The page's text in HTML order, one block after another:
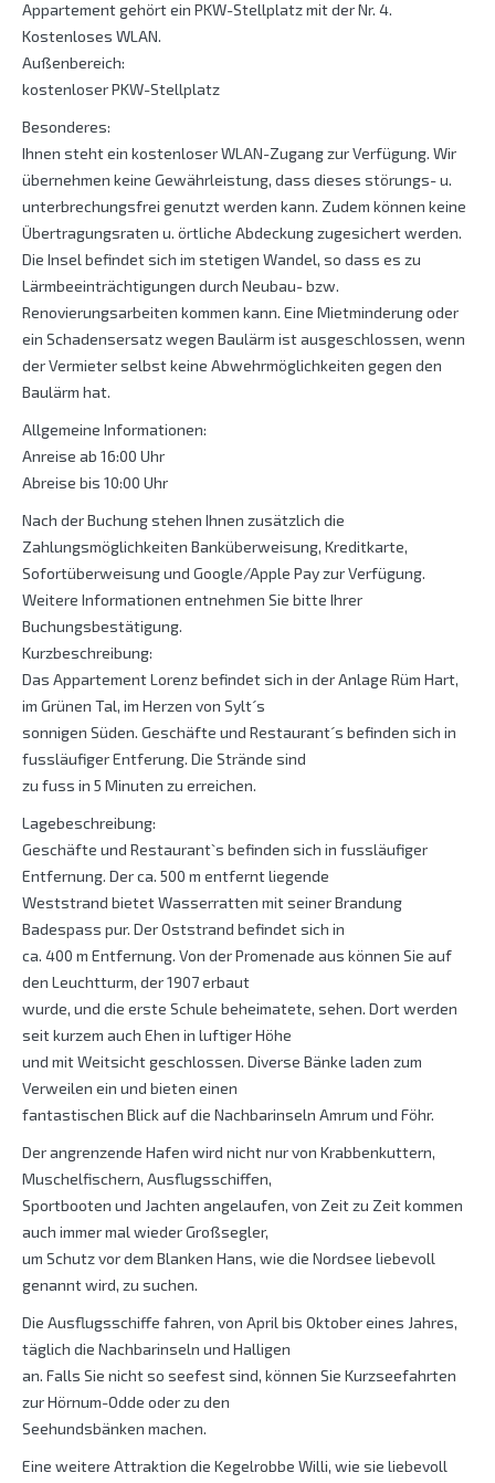
Appartement gehört ein PKW-Stellplatz mit der Nr. 4.
Kostenloses WLAN.
Außenbereich:
kostenloser PKW-Stellplatz
Besonderes:
Ihnen steht ein kostenloser WLAN-Zugang zur Verfügung. Wir
übernehmen keine Gewährleistung, dass dieses störungs- u.
unterbrechungsfrei genutzt werden kann. Zudem können keine
Übertragungsraten u. örtliche Abdeckung zugesichert werden.
Die Insel befindet sich im stetigen Wandel, so dass es zu
Lärmbeeinträchtigungen durch Neubau- bzw.
Renovierungsarbeiten kommen kann. Eine Mietminderung oder
ein Schadensersatz wegen Baulärm ist ausgeschlossen, wenn
der Vermieter selbst keine Abwehrmöglichkeiten gegen den
Baulärm hat.
Allgemeine Informationen:
Anreise ab 16:00 Uhr
Abreise bis 10:00 Uhr
Nach der Buchung stehen Ihnen zusätzlich die
Zahlungsmöglichkeiten Banküberweisung, Kreditkarte,
Sofortüberweisung und Google/Apple Pay zur Verfügung.
Weitere Informationen entnehmen Sie bitte Ihrer
Buchungsbestätigung.
Kurzbeschreibung:
Das Appartement Lorenz befindet sich in der Anlage Rüm Hart,
im Grünen Tal, im Herzen von Sylt´s
sonnigen Süden. Geschäfte und Restaurant´s befinden sich in
fussläufiger Entferung. Die Strände sind
zu fuss in 5 Minuten zu erreichen.
Lagebeschreibung:
Geschäfte und Restaurant`s befinden sich in fussläufiger
Entfernung. Der ca. 500 m entfernt liegende
Weststrand bietet Wasserratten mit seiner Brandung
Badespass pur. Der Oststrand befindet sich in
ca. 400 m Entfernung. Von der Promenade aus können Sie auf
den Leuchtturm, der 1907 erbaut
wurde, und die erste Schule beheimatete, sehen. Dort werden
seit kurzem auch Ehen in luftiger Höhe
und mit Weitsicht geschlossen. Diverse Bänke laden zum
Verweilen ein und bieten einen
fantastischen Blick auf die Nachbarinseln Amrum und Föhr.
Der angrenzende Hafen wird nicht nur von Krabbenkuttern,
Muschelfischern, Ausflugsschiffen,
Sportbooten und Jachten angelaufen, von Zeit zu Zeit kommen
auch immer mal wieder Großsegler,
um Schutz vor dem Blanken Hans, wie die Nordsee liebevoll
genannt wird, zu suchen.
Die Ausflugsschiffe fahren, von April bis Oktober eines Jahres,
täglich die Nachbarinseln und Halligen
an. Falls Sie nicht so seefest sind, können Sie Kurzseefahrten
zur Hörnum-Odde oder zu den
Seehundsbänken machen.
Eine weitere Attraktion die Kegelrobbe Willi, wie sie liebevoll